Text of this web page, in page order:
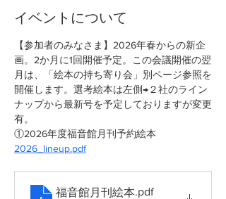
イベントについて
【参加者のみなさま】2026年春からの新企
画。2か月に1回開催予定。この会議開催の翌
月は、「絵本の持ち寄り会」別ページ参照を
開催します。選考絵本は左側→２社のライン
ナップから最新号を予定しておりますが変更
有。
①2026年度福音館月刊予約絵本
2026_lineup.pdf
福音館月刊絵本.pdf